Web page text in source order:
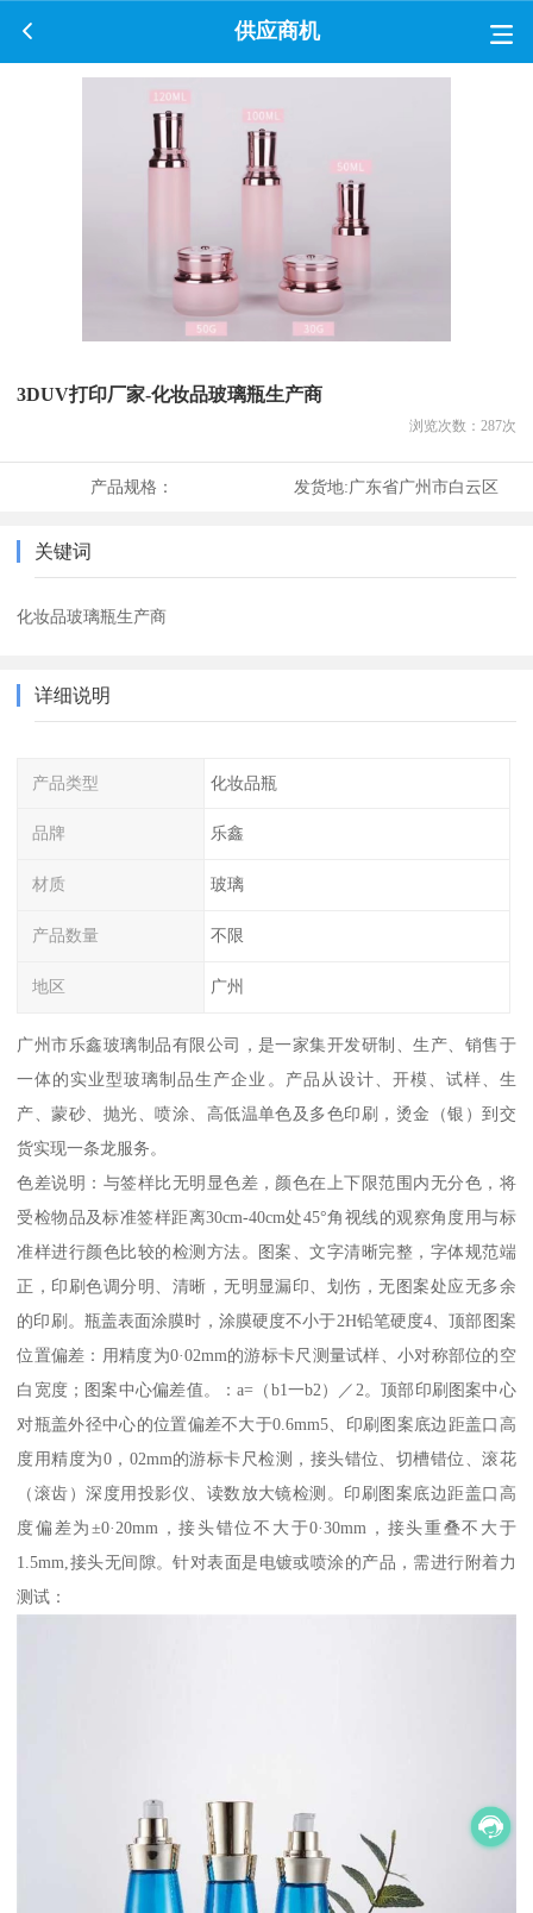
供应商机
3DUV打印厂家-化妆品玻璃瓶生产商
浏览次数： 287次
产品规格： 发货地:广东省广州市白云区
关键词
化妆品玻璃瓶生产商
详细说明
产品类型 化妆品瓶
品牌 乐鑫
材质 玻璃
产品数量 不限
地区 广州
广州市乐鑫玻璃制品有限公司，是一家集开发研制、生产、销售于
一体的实业型玻璃制品生产企业。产品从设计、开模、试样、生
产、蒙砂、抛光、喷涂、高低温单色及多色印刷，烫金（银）到交
货实现一条龙服务。
色差说明：与签样比无明显色差，颜色在上下限范围内无分色，将
受检物品及标准签样距离30cm-40cm处45°角视线的观察角度用与标
准样进行颜色比较的检测方法。图案、文字清晰完整，字体规范端
正，印刷色调分明、清晰，无明显漏印、划伤，无图案处应无多余
的印刷。瓶盖表面涂膜时，涂膜硬度不小于2H铅笔硬度4、顶部图案
位置偏差：用精度为0·02mm的游标卡尺测量试样、小对称部位的空
白宽度；图案中心偏差值。：a=（b1一b2）／2。顶部印刷图案中心
对瓶盖外径中心的位置偏差不大于0.6mm5、印刷图案底边距盖口高
度用精度为0，02mm的游标卡尺检测，接头错位、切槽错位、滚花
（滚齿）深度用投影仪、读数放大镜检测。印刷图案底边距盖口高
度偏差为±0·20mm，接头错位不大于0·30mm，接头重叠不大于
1.5mm,接头无间隙。针对表面是电镀或喷涂的产品，需进行附着力
测试：